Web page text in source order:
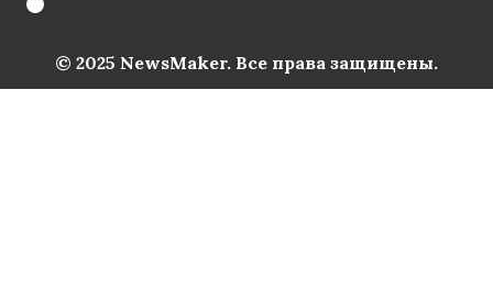
© 2025 NewsMaker. Все права защищены.